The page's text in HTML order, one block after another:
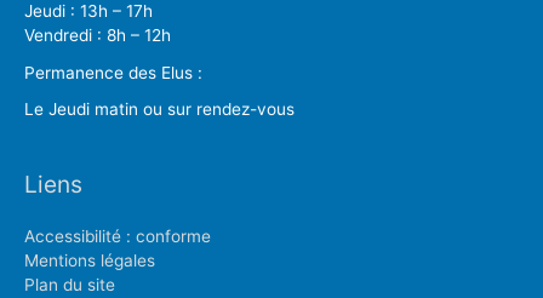
Jeudi : 13h – 17h
Vendredi : 8h – 12h
Permanence des Elus :
Le Jeudi matin ou sur rendez-vous
Liens
Accessibilité : conforme
Mentions légales
Plan du site